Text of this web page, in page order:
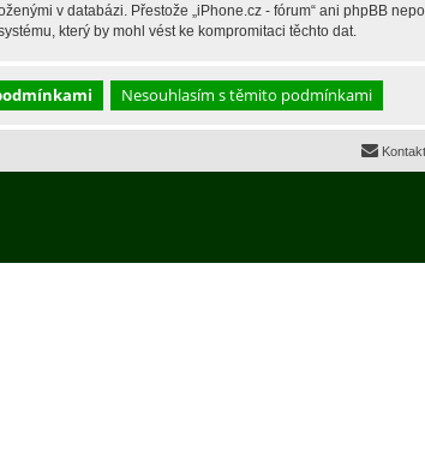
v databázi. Přestože „iPhone.cz - fórum“ ani phpBB
který by mohl vést ke kompromitaci těchto dat.